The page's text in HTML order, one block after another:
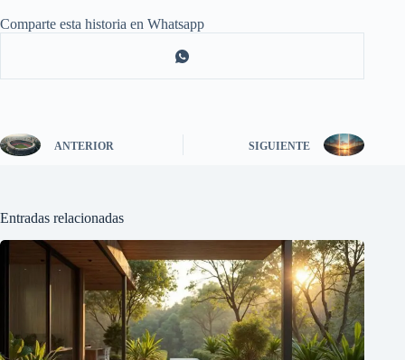
Comparte esta historia en Whatsapp
ANTERIOR SIGUIENTE
Entradas relacionadas